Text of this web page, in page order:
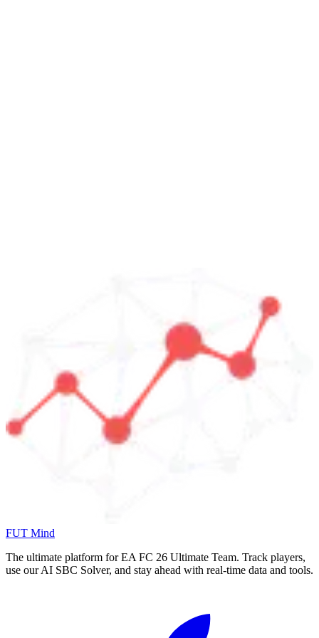
FUT Mind
The ultimate platform for EA FC 26 Ultimate Team. Track players,
use our AI SBC Solver, and stay ahead with real-time data and tools.